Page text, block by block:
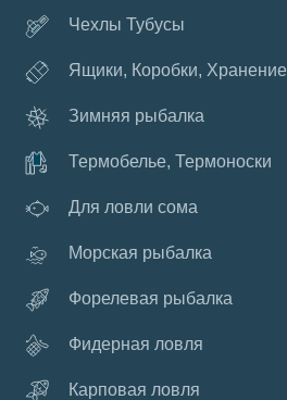
Чехлы Тубусы
Ящики, Коробки, Хранение
Зимняя рыбалка
Термобелье, Термоноски
Для ловли сома
Морская рыбалка
Форелевая рыбалка
Фидерная ловля
Карповая ловля